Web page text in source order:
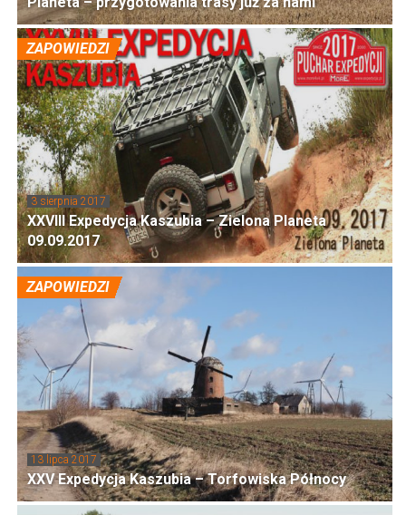
ZAPOWIEDZI
3 sierpnia 2017
XXVIII Expedycja Kaszubia – Zielona Planeta
09.09.2017
ZAPOWIEDZI
13 lipca 2017
XXV Expedycja Kaszubia – Torfowiska Północy